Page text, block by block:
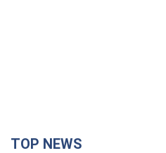
TOP NEWS